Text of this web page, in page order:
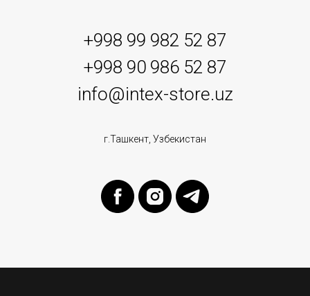
+998 99 982 52 87
+998 90 986 52 87
info@intex-store.uz
г.Ташкент, Узбекистан